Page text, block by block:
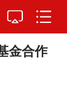
金合作